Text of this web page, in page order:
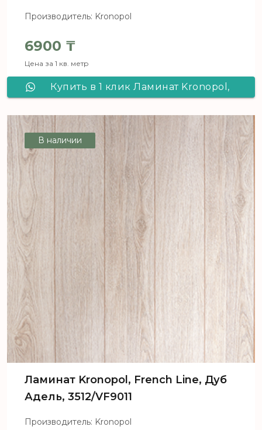
Производитель: Kronopol
6900 ₸
Цена за 1 кв. метр
Купить в 1 клик Ламинат Kronopol,
3889/VF7013 ,V4/4G/WS
В наличии
Ламинат Kronopol, French Line, Дуб
Адель, 3512/VF9011
Производитель: Kronopol